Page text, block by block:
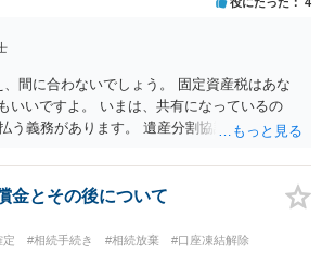
間に合わないでしょう。 固定資産税はあな
いいですよ。 いまは、共有になっているの
う義務があります。 遺産分割協議をして、不
金とその後について
定 #相続手続き #相続放棄
#口座凍結解除